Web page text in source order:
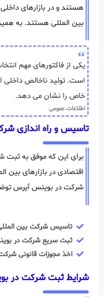
هستند و در بازارهای
بین المللی هستند. به
یکی از فاکتورهای مهم
است. تولید ناخالص داخلی
خاص را نشان می دهد.
اطلاعات عمومی
تاسیس و راه اندازی
برای این که موفق به ثبت
اقتصادی در بازارهای بین
شرکت در بوينس آيرس
تاسیس شرکت بین
ثبت سریع شرکت در
اخذ مجوزات قانونی
شرایط ثبت شرکت در